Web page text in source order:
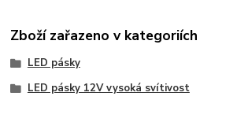
Zboží zařazeno v kategoriích
LED pásky
LED pásky 12V vysoká svítivost